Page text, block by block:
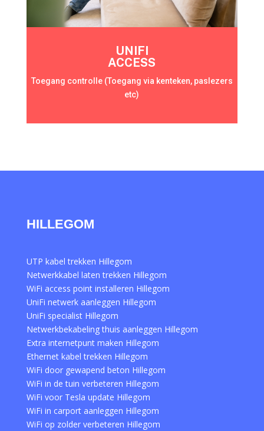
UNIFI
ACCESS
Toegang controlle (Toegang via kenteken, paslezers
etc)
HILLEGOM
UTP kabel trekken Hillegom
Netwerkkabel laten trekken Hillegom
WiFi access point installeren Hillegom
UniFi netwerk aanleggen Hillegom
UniFi specialist Hillegom
Netwerkbekabeling thuis aanleggen Hillegom
Extra internetpunt maken Hillegom
Ethernet kabel trekken Hillegom
WiFi door gewapend beton Hillegom
WiFi in de tuin verbeteren Hillegom
WiFi voor Tesla update Hillegom
WiFi in carport aanleggen Hillegom
WiFi op zolder verbeteren Hillegom